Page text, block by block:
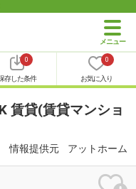
0
存した条件
0
お気に入り
賃貸(賃貸マンショ
情報提供元 アットホーム